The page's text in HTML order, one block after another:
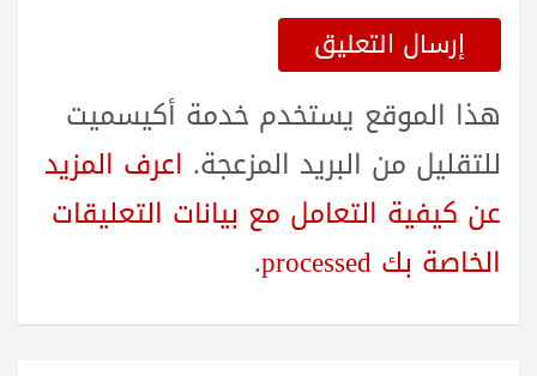
هذا الموقع يستخدم خدمة أكيسميت
للتقليل من البريد المزعجة. اعرف المزيد
عن كيفية التعامل مع بيانات التعليقات
الخاصة بك processed
.